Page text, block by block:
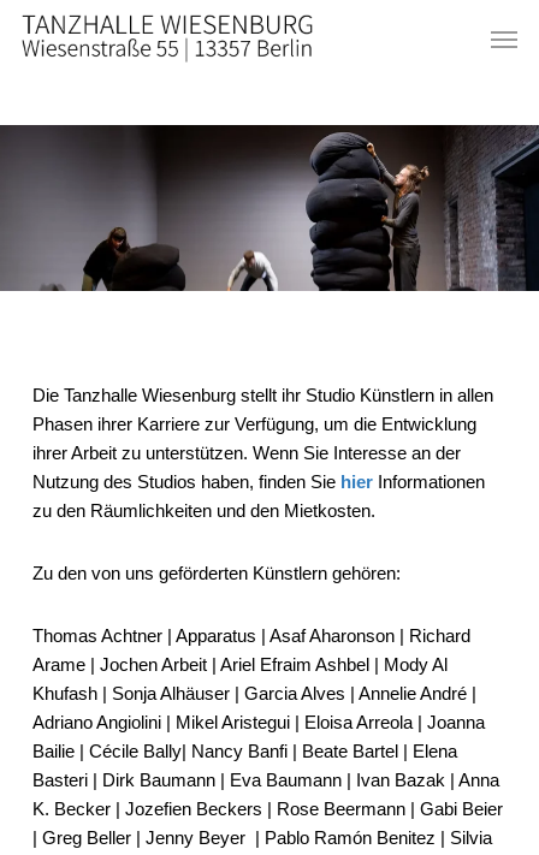
Skip
Die Tanzhalle Wiesenburg stellt ihr Studio Künstlern in allen
Phasen ihrer Karriere zur Verfügung, um die Entwicklung
ihrer Arbeit zu unterstützen. Wenn Sie Interesse an der
Nutzung des Studios haben, finden Sie hierInformationen
zu den Räumlichkeiten und den Mietkosten.
Zu den von uns geförderten Künstlern gehören:
Thomas Achtner | Apparatus | Asaf Aharonson | Richard
Arame | Jochen Arbeit | Ariel Efraim Ashbel | Mody Al
Khufash | Sonja Alhäuser | Garcia Alves | Annelie André |
Adriano Angiolini | Mikel Aristegui | Eloisa Arreola | Joanna
Bailie | Cécile Bally| Nancy Banfi | Beate Bartel | Elena
Basteri | Dirk Baumann | Eva Baumann | Ivan Bazak | Anna
K. Becker | Jozefien Beckers | Rose Beermann | Gabi Beier
| Greg Beller | Jenny Beyer | Pablo Ramón Benitez | Silvia